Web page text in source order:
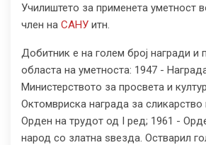
Училиштето за применета уметност
член на САНУ итн.
Добитник е на голем број награди и
областа на уметноста: 1947 -
Министерството за просвета и
Октомвриска награда за
Орден на трудот од I ред; 1961 -
народ со златна ѕвезда. Остварил